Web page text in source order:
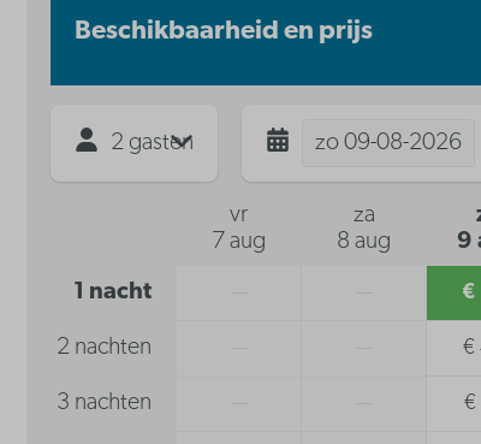
Beschikbaarheid en prijs
2 gasten zo 09-08-2026
vr
7 aug
za
8 aug
9
1 nacht €
2 nachten €
3 nachten €